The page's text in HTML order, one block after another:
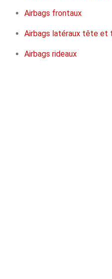
Airbags frontaux
Airbags latéraux tête et
Airbags rideaux